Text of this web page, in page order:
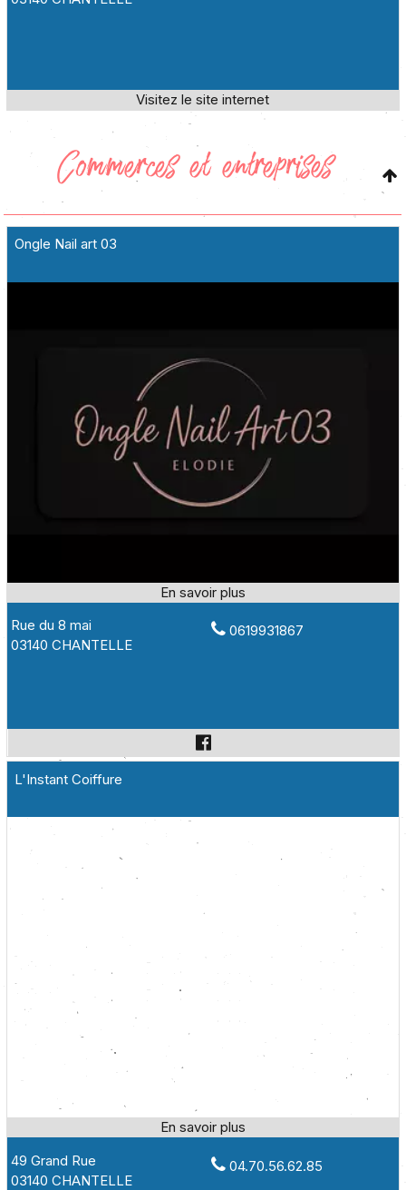
Commerces et entreprises
Ongle Nail art 03
Rue du 8 mai
03140 CHANTELLE
0619931867
L'Instant Coiffure
49 Grand Rue
03140 CHANTELLE
04.70.56.62.85